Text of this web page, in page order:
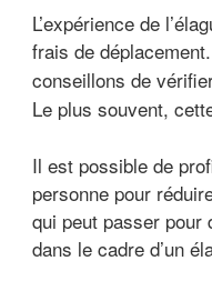
L’expérience de
frais de
conseillons de
Le plus souvent,
Il est possible de
personne pour
qui peut passer pour
dans le cadre d’un